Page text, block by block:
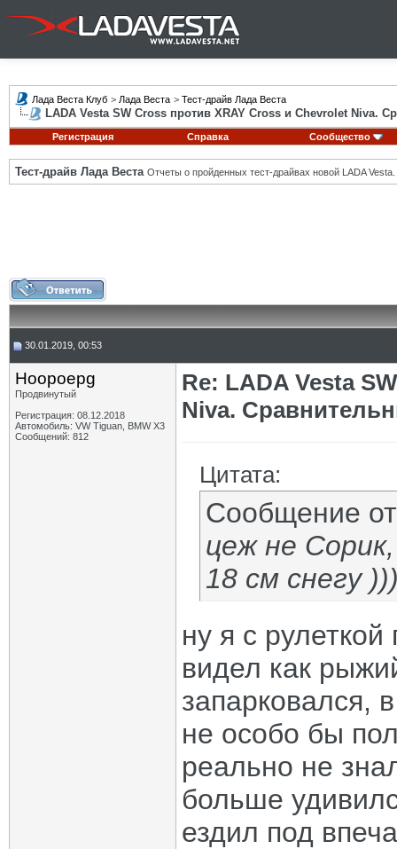
Лада Веста Клуб > Лада Веста > Тест-драйв Лада Веста
LADA Vesta SW Cross против XRAY Cross и Chevrolet Niva.
Регистрация Справка Сообщество
Тест-драйв Лада Веста Отчеты о пройденных тест-драйвах новой LADA Vesta.
30.01.2019, 00:53
Hoopoepg
Продвинутый
Регистрация: 08.12.2018
Автомобиль: VW Tiguan, BMW X3
Сообщений: 812
Re: LADA Vesta
Niva.
Цитата:
Сообщение
цеж не
18 см снегу
ну я с
видел как
запарковался,
не особо бы
реально не
больше
ездил под